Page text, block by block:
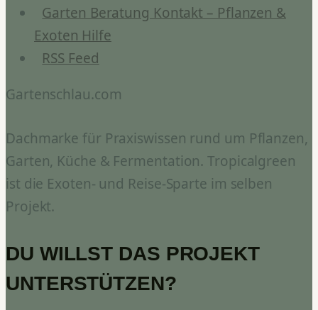
Garten Beratung Kontakt – Pflanzen &
Exoten Hilfe
RSS Feed
Gartenschlau.com
Dachmarke für Praxiswissen rund um Pflanzen,
Garten, Küche & Fermentation. Tropicalgreen
ist die Exoten- und Reise-Sparte im selben
Projekt.
DU WILLST DAS PROJEKT
UNTERSTÜTZEN?